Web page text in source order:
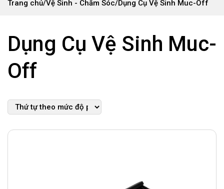
Trang chủ/Vệ Sinh - Chăm Sóc/Dụng Cụ Vệ Sinh Muc-Off
Dụng Cụ Vệ Sinh Muc-
Off